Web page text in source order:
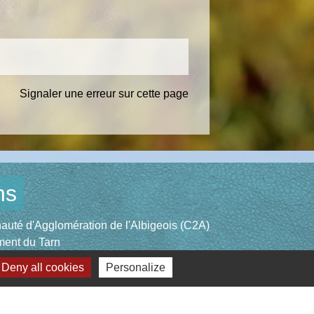
Signaler une erreur sur cette page
d'Agglomération de l'Albigeois (C2A)
du Tarn
du Tarn
Deny all cookies Personalize